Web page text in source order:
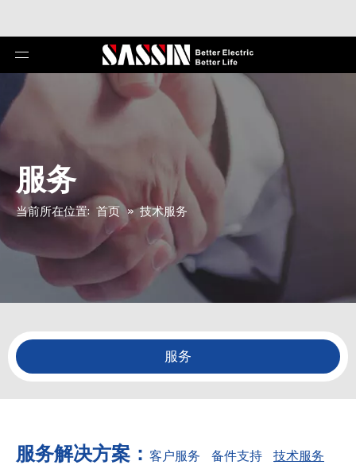
服务
当前所在位置: 首页 » 技术服务
服务
服务解决方案： 客户服务 备件支持 技术服务